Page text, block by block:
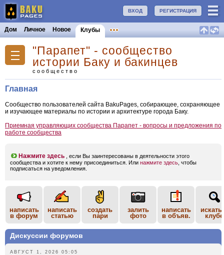
РЕГИСТРАЦИЯ
ВХОД
Дом Личное Новое Клубы
"Парапет" - сообщество
истории Баку и бакинцев
сообщество
Главная
Сообщество пользователей сайта BakuPages, собирающее, сохраняющее
и изучающее материалы по истории и архитектуре города Баку.
Приемная управляющих сообщества Парапет - вопросы и предложения по
работе сообщества
Нажмите здесь , если Вы заинтересованы в деятельности этого
сообщества и хотите к нему присоединиться. Или нажмите здесь , чтобы
подписаться на уведомления.
написать
в форум
написать
статью
создать
пари
залить
фото
написать
в объяв.
искать
клубе
Дискуссии форумов
АВГУСТ 1, 2026 05:05